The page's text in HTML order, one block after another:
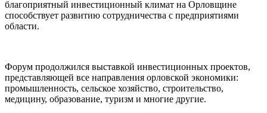
благоприятный инвестиционный климат на Орловщине
способствует развитию сотрудничества с предприятиями
области.
Форум продолжился выставкой инвестиционных проектов,
представляющей все направления орловской экономики:
промышленность, сельское хозяйство, строительство,
медицину, образование, туризм и многие другие.